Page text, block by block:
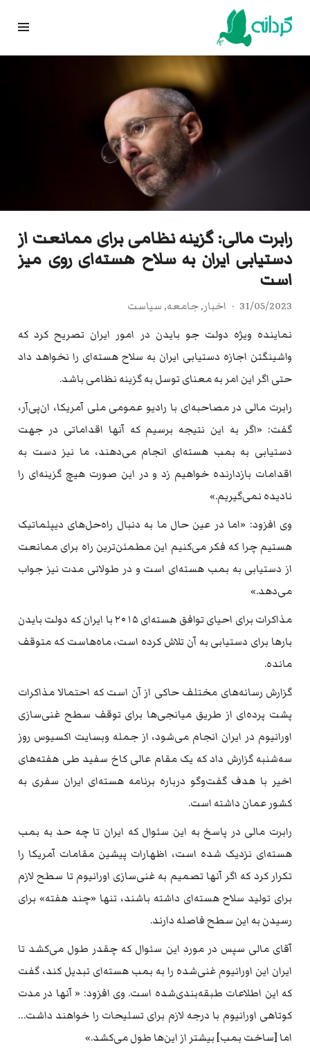
Skip
content
رابرت مالی: گزینه نظامی برای ممانعت از
دستیابی ایران به سلاح هسته‌ای روی میز
است
31/05/2023 اخبار,جامعه, سیاست
نماینده ویژه دولت جو بایدن در امور ایران تصریح کرد که
واشینگتن اجازه دستیابی ایران به سلاح هسته‌ای را نخواهد داد
حتی اگر این امر به معنای توسل به گزینه نظامی باشد.
رابرت مالی در مصاحبه‌ای با رادیو عمومی ملی آمریکا، ان‌پی‌آر،
گفت: «اگر به این نتیجه برسیم که آنها اقداماتی در جهت
دستیابی به بمب هسته‌ای انجام می‌دهند، ما نیز دست به
اقدامات بازدارنده خواهیم زد و در این صورت هیچ گزینه‌ای را
نادیده نمی‌گیریم.»
وی افزود: «اما در عین حال ما به دنبال راه‌حل‌های دیپلماتیک
هستیم چرا که فکر می‌کنیم این مطمئن‌ترین راه برای ممانعت
از دستیابی به بمب هسته‌ای است و در طولانی مدت نیز جواب
می‌دهد.»
مذاکرات برای احیای توافق هسته‌ای ۲۰۱۵ با ایران که دولت بایدن
بارها برای دستیابی به آن تلاش کرده است، ماه‌هاست که متوقف
مانده.
گزارش رسانه‌های مختلف حاکی از آن است که احتمالا مذاکرات
پشت پرده‌ای از طریق میانجی‌ها برای توقف سطح غنی‌سازی
اورانیوم در ایران انجام می‌شود، از جمله وبسایت اکسیوس روز
سه‌شنبه گزارش داد که یک مقام عالی کاخ سفید طی هفته‌های
اخیر با هدف گفت‌وگو درباره برنامه هسته‌ای ایران سفری به
کشور عمان داشته است.
رابرت مالی در پاسخ به این سئوال که ایران تا چه حد به بمب
هسته‌ای نزدیک شده است، اظهارات پیشین مقامات آمریکا را
تکرار کرد که اگر آنها تصمیم به غنی‌سازی اورانیوم تا سطح لازم
برای تولید سلاح هسته‌ای داشته باشند، تنها «چند هفته» برای
رسیدن به این سطح فاصله دارند.
آقای مالی سپس در مورد این سئوال که چقدر طول می‌کشد تا
ایران این اورانیوم غنی‌شده را به بمب هسته‌ای تبدیل کند، گفت
که این اطلاعات طبقه‌بندی‌شده است. وی افزود: « آنها در مدت
کوتاهی اورانیوم با درجه لازم برای تسلیحات را خواهند داشت…
اما [ساخت بمب] بیشتر از این‌ها طول می‌کشد.»